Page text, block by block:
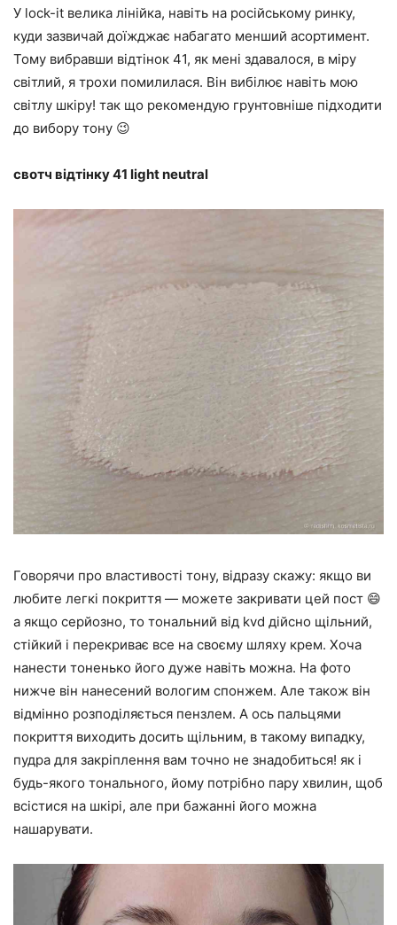
У lock-it велика лінійка, навіть на російському ринку,
куди зазвичай доїжджає набагато менший асортимент.
Тому вибравши відтінок 41, як мені здавалося, в міру
світлий, я трохи помилилася. Він вибілює навіть мою
світлу шкіру! так що рекомендую грунтовніше підходити
до вибору тону 😉
свотч відтінку 41 light neutral
Говорячи про властивості тону, відразу скажу: якщо ви
любите легкі покриття — можете закривати цей пост 😄
а якщо серйозно, то тональний від kvd дійсно щільний,
стійкий і перекриває все на своєму шляху крем. Хоча
нанести тоненько його дуже навіть можна. На фото
нижче він нанесений вологим спонжем. Але також він
відмінно розподіляється пензлем. А ось пальцями
покриття виходить досить щільним, в такому випадку,
пудра для закріплення вам точно не знадобиться! як і
будь-якого тонального, йому потрібно пару хвилин, щоб
всістися на шкірі, але при бажанні його можна
нашарувати.